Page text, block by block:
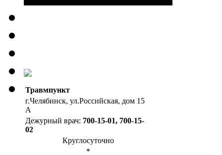
Травмпункт
г.Челябинск, ул.Российская, дом 15
А
Дежурный врач: 700-15-01, 700-15-
02
Круглосуточно
*